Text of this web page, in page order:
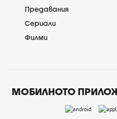
Предавания
Сериали
Филми
МОБИЛНОТО